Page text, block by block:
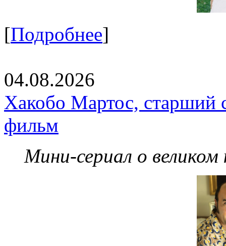
[Подробнее]
04.08.2026
Хакобо Мартос, старший
фильм
Мини-сериал о великом